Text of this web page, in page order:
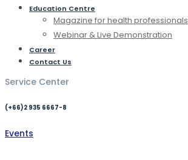
Education Centre
Magazine for health professionals
Webinar & Live Demonstration
Career
Contact Us
Service Center
(+66)2 935 6667-8
Events